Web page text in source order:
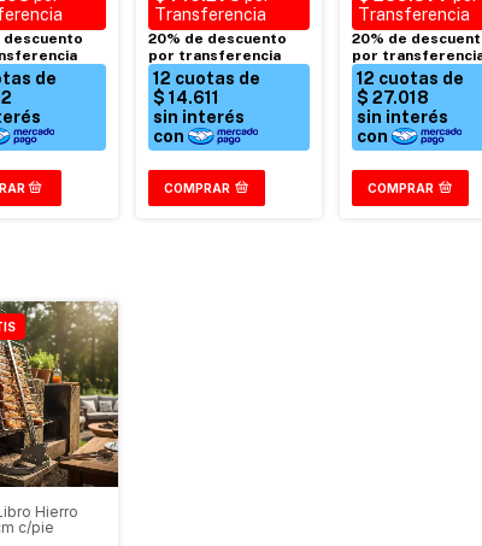
COMPRAR COMPRAR
Hierro
c/pie